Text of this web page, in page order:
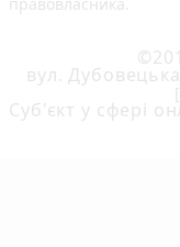
вул.
Cуб'єкт у сфері